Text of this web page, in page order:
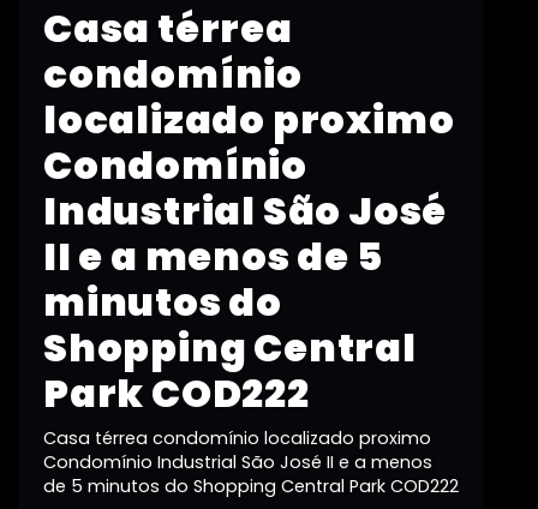
Casa térrea
condomínio
localizado proximo
Condomínio
Industrial São José
II e a menos de 5
minutos do
Shopping Central
Park COD222
Casa térrea condomínio localizado proximo
Condomínio Industrial São José II e a menos
de 5 minutos do Shopping Central Park COD222